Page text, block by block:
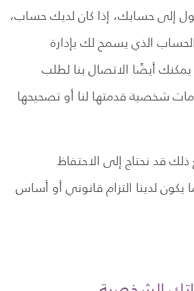
إلى حسابك، إذا كان لديك حساب،
الذي يسمح لك بإدارة
أيضًا الاتصال بنا لطلب
شخصية قدمتها لنا أو تصحيحها
قد نحتاج إلى الاحتفاظ
يكون لدينا التزام قانوني أو أساس